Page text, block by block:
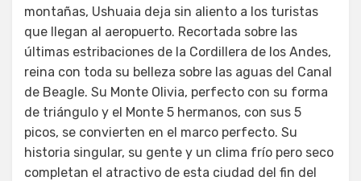
montañas, Ushuaia deja sin aliento a los turistas
que llegan al aeropuerto. Recortada sobre las
últimas estribaciones de la Cordillera de los Andes,
reina con toda su belleza sobre las aguas del Canal
de Beagle. Su Monte Olivia, perfecto con su forma
de triángulo y el Monte 5 hermanos, con sus 5
picos, se convierten en el marco perfecto. Su
historia singular, su gente y un clima frío pero seco
completan el atractivo de esta ciudad del fin del